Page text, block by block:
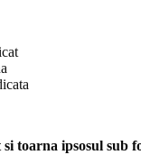
toarna ipsosul sub